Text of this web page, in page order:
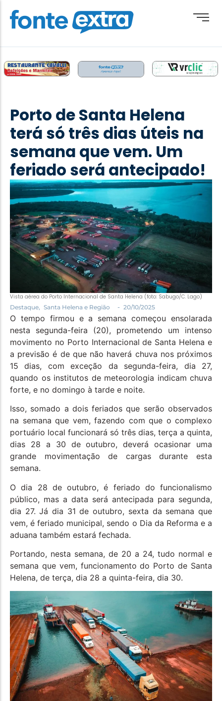
Destaque
Esporte
Geral
Obituário
Paraguai
Paraná
Política
Santa Helena e Região
Saúde e Bem-Estar
Porto de Santa Helena
terá só três dias úteis na
semana que vem. Um
feriado será antecipado!
Vista aérea do Porto Internacional de Santa Helena (foto: Sabugo/C. Lago)
Destaque, Santa Helena e Região - 20/10/2025
O tempo firmou e a semana começou ensolarada
nesta segunda-feira (20), prometendo um intenso
movimento no Porto Internacional de Santa Helena e
a previsão é de que não haverá chuva nos próximos
15 dias, com exceção da segunda-feira, dia 27,
quando os institutos de meteorologia indicam chuva
forte, e no domingo à tarde e noite.
Isso, somado a dois feriados que serão observados
na semana que vem, fazendo com que o complexo
portuário local funcionará só três dias, terça a quinta,
dias 28 a 30 de outubro, deverá ocasionar uma
grande movimentação de cargas durante esta
semana.
O dia 28 de outubro, é feriado do funcionalismo
público, mas a data será antecipada para segunda,
dia 27. Já dia 31 de outubro, sexta da semana que
vem, é feriado municipal, sendo o Dia da Reforma e a
aduana também estará fechada.
Portando, nesta semana, de 20 a 24, tudo normal e
semana que vem, funcionamento do Porto de Santa
Helena, de terça, dia 28 a quinta-feira, dia 30.